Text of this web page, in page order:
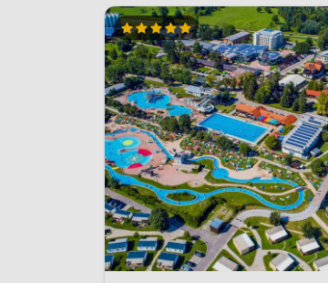
Glamping met
Smaakvol
op een van de
wandelen, raften,
waar Villatent